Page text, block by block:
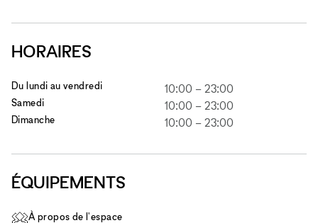
HORAIRES
Du lundi au vendredi 10:00 – 23:00
Samedi 10:00 – 23:00
Dimanche 10:00 – 23:00
ÉQUIPEMENTS
À propos de l'espace